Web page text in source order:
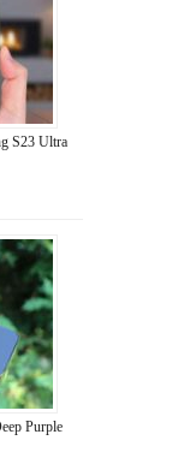
S23 Ultra
Purple